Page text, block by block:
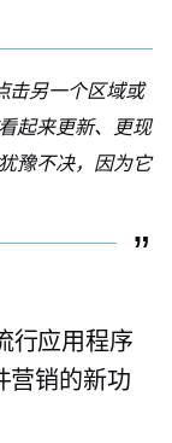
击另一个区域或
起来更新、更现
豫不决，因为它
行应用程序
营销的新功